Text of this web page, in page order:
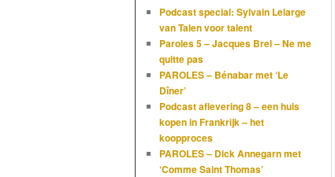
Podcast special: Sylvain Lelarge
van Talen voor talent
Paroles 5 – Jacques Brel – Ne me
quitte pas
PAROLES – Bénabar met ‘Le
Dîner’
Podcast aflevering 8 – een huis
kopen in Frankrijk – het
koopproces
PAROLES – Dick Annegarn met
‘Comme Saint Thomas’